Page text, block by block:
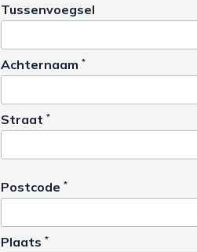
Tussenvoegsel
Achternaam *
Straat *
Postcode *
Plaats *